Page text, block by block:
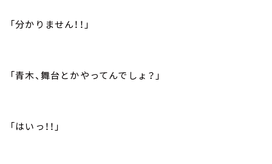
「分かりません！！」
「青木、舞台とかやってんでしょ？」
「はいっ！！」